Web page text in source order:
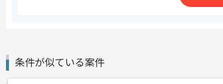
ご経験と実績に応じて別案件のご提案
新しいアイディアや技術を積極的に導入
条件が似ている案件